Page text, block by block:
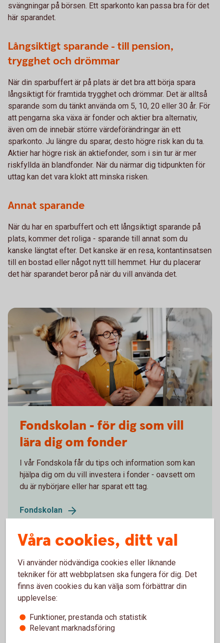
svängningar på börsen. Ett sparkonto kan passa bra för det
här sparandet.
Långsiktigt sparande - till pension,
trygghet och drömmar
När din sparbuffert är på plats är det bra att börja spara
långsiktigt för framtida trygghet och drömmar. Det är alltså
sparande som du tänkt använda om 5, 10, 20 eller 30 år. För
att pengarna ska växa är fonder och aktier bra alternativ,
även om de innebär större värdeförändringar än ett
sparkonto. Ju längre du sparar, desto högre risk kan du ta.
Aktier har högre risk än aktiefonder, som i sin tur är mer
riskfyllda än blandfonder. När du närmar dig tidpunkten för
uttag kan det vara klokt att minska risken.
Annat sparande
När du har en sparbuffert och ett långsiktigt sparande på
plats, kommer det roliga - sparande till annat som du
kanske längtat efter. Det kanske är en resa, kontantinsatsen
till en bostad eller något nytt till hemmet. Hur du placerar
det här sparandet beror på när du vill använda det.
Fondskolan - för dig som vill
lära dig om fonder
I vår Fondskola får du tips och information som kan
hjälpa dig om du vill investera i fonder - oavsett om
du är nybörjare eller har sparat ett tag.
Fondskolan
Våra cookies, ditt val
Vi använder nödvändiga cookies eller liknande
tekniker för att webbplatsen ska fungera för dig. Det
finns även cookies du kan välja som förbättrar din
upplevelse:
Funktioner, prestanda och statistik
Relevant marknadsföring